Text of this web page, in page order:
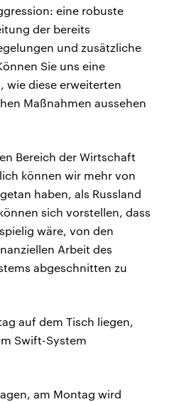
eine robuste
der bereits
und zusätzliche
Sie uns eine
wie diese erweiterten
Maßnahmen aussehen
Bereich der Wirtschaft
können wir mehr von
haben, als Russland
sich vorstellen, dass
wäre, von den
Arbeit des
abgeschnitten zu
auf dem Tisch liegen,
Swift-System
am Montag wird